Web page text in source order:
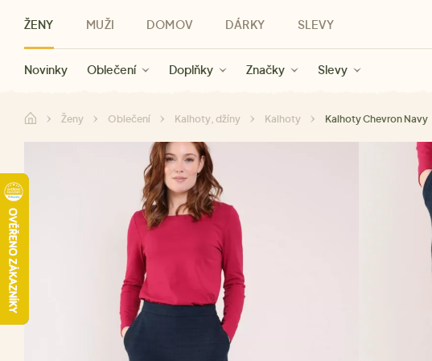
ŽENY
Novinky Oblečení Doplňky Značky Slevy
MUŽI
Novinky Oblečení Značky Slevy
DOMOV
Kategorie Značky Slevy
DÁRKY
Pro ženy Pro muže Pro děti Pro všechny Dárkové poukazy
SLEVY
Slevy ženy Slevy muži
Ženy Oblečení Kalhoty, džíny Kalhoty Kalhoty Chevron Navy